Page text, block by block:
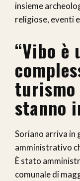
insieme
religiose, eventi
“Vibo è
stanno
Soriano arriva in
amministrativo
È stato
comunale di